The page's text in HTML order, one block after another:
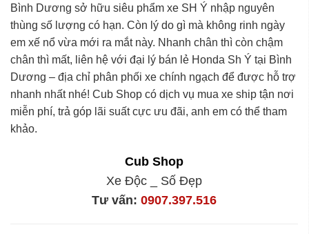
Bình Dương sở hữu siêu phẩm xe SH Ý nhập nguyên
thùng số lượng có hạn. Còn lý do gì mà không rinh ngày
em xế nổ vừa mới ra mắt này. Nhanh chân thì còn chậm
chân thì mất, liên hệ với đại lý bán lẻ Honda Sh Ý tại Bình
Dương – địa chỉ phân phối xe chính ngạch để được hỗ trợ
nhanh nhất nhé! Cub Shop có dịch vụ mua xe ship tận nơi
miễn phí, trả góp lãi suất cực ưu đãi, anh em có thể tham
khảo.
Cub Shop
Xe Độc _ Số Đẹp
Tư vấn: 0907.397.516